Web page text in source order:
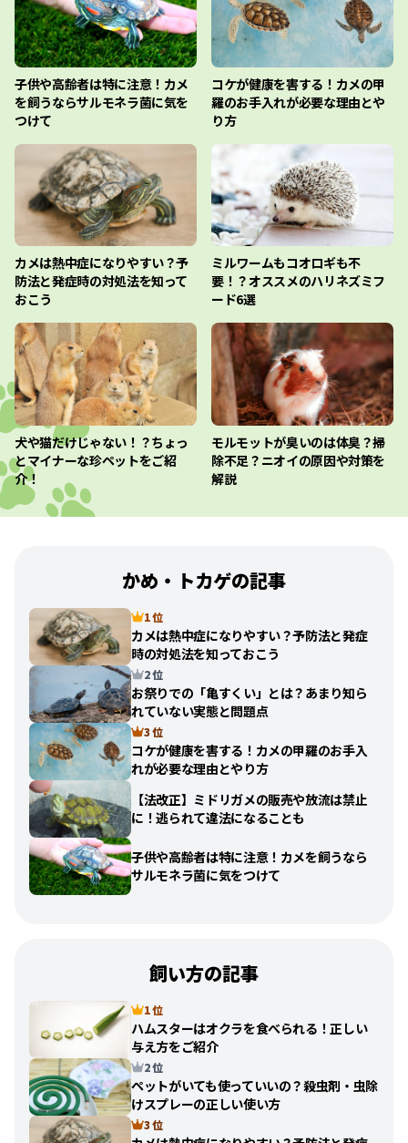
子供や高齢者は特に注意！カメ
を飼うならサルモネラ菌に気を
つけて
コケが健康を害する！カメの甲
羅のお手入れが必要な理由とや
り方
カメは熱中症になりやすい？予
防法と発症時の対処法を知って
おこう
ミルワームもコオロギも不
要！？オススメのハリネズミフ
ード6選
犬や猫だけじゃない！？ちょっ
とマイナーな珍ペットをご紹
介！
モルモットが臭いのは体臭？掃
除不足？ニオイの原因や対策を
解説
かめ・トカゲの記事
1 位
カメは熱中症になりやすい？予防法と発症
時の対処法を知っておこう
2 位
お祭りでの「亀すくい」とは？あまり知ら
れていない実態と問題点
3 位
コケが健康を害する！カメの甲羅のお手入
れが必要な理由とやり方
【法改正】ミドリガメの販売や放流は禁止
に！逃られて違法になることも
子供や高齢者は特に注意！カメを飼うなら
サルモネラ菌に気をつけて
飼い方の記事
1 位
ハムスターはオクラを食べられる！正しい
与え方をご紹介
2 位
ペットがいても使っていいの？殺虫剤・虫除
けスプレーの正しい使い方
3 位